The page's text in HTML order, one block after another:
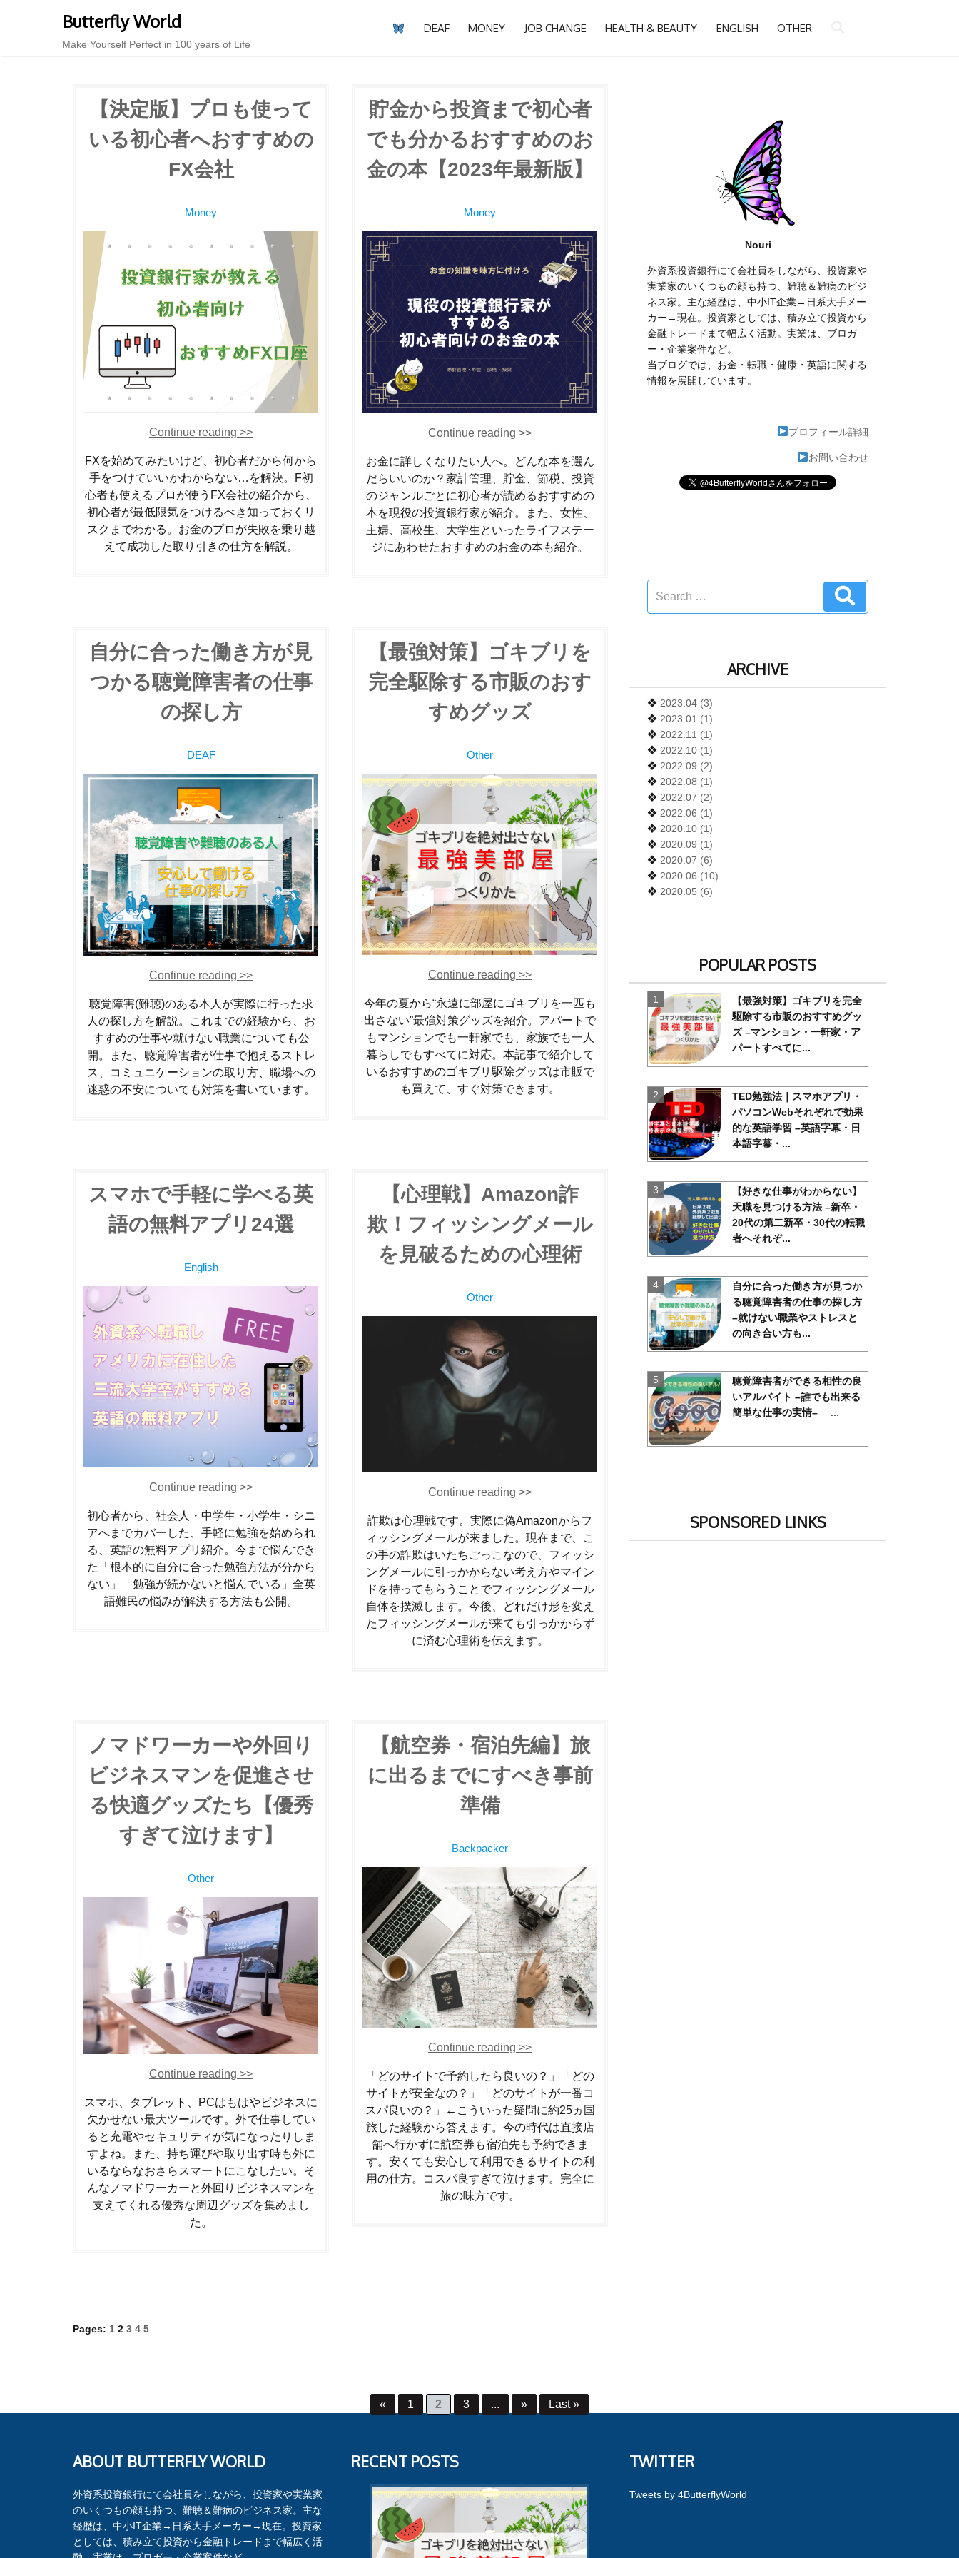
Butterfly World
Make Yourself Perfect in 100 years of Life
DEAF MONEY JOB CHANGE HEALTH & BEAUTY ENGLISH OTHER
【決定版】プロも使って
いる初心者へおすすめの
FX会社
Money
Continue reading >>
FXを始めてみたいけど、初心者だから何から
手をつけていいかわからない…を解決。F初
心者も使えるプロが使うFX会社の紹介から、
初心者が最低限気をつけるべき知っておくリ
スクまでわかる。お金のプロが失敗を乗り越
えて成功した取り引きの仕方を解説。
貯金から投資まで初心者
でも分かるおすすめのお
金の本【2023年最新版】
Money
Continue reading >>
お金に詳しくなりたい人へ。どんな本を選ん
だらいいのか？家計管理、貯金、節税、投資
のジャンルごとに初心者が読めるおすすめの
本を現役の投資銀行家が紹介。また、女性、
主婦、高校生、大学生といったライフステー
ジにあわせたおすすめのお金の本も紹介。
自分に合った働き方が見
つかる聴覚障害者の仕事
の探し方
DEAF
Continue reading >>
聴覚障害(難聴)のある本人が実際に行った求
人の探し方を解説。これまでの経験から、お
すすめの仕事や就けない職業についても公
開。また、聴覚障害者が仕事で抱えるストレ
ス、コミュニケーションの取り方、職場への
迷惑の不安についても対策を書いています。
【最強対策】ゴキブリを
完全駆除する市販のおす
すめグッズ
Other
Continue reading >>
今年の夏から“永遠に部屋にゴキブリを一匹も
出さない”最強対策グッズを紹介。アパートで
もマンションでも一軒家でも、家族でも一人
暮らしでもすべてに対応。本記事で紹介して
いるおすすめのゴキブリ駆除グッズは市販で
も買えて、すぐ対策できます。
スマホで手軽に学べる英
語の無料アプリ24選
English
Continue reading >>
初心者から、社会人・中学生・小学生・シニ
アへまでカバーした、手軽に勉強を始められ
る、英語の無料アプリ紹介。今まで悩んでき
た「根本的に自分に合った勉強方法が分から
ない」「勉強が続かないと悩んでいる」全英
語難民の悩みが解決する方法も公開。
【心理戦】Amazon詐
欺！フィッシングメール
を見破るための心理術
Other
Continue reading >>
詐欺は心理戦です。実際に偽Amazonからフ
ィッシングメールが来ました。現在まで、こ
の手の詐欺はいたちごっこなので、フィッシ
ングメールに引っかからない考え方やマイン
ドを持ってもらうことでフィッシングメール
自体を撲滅します。今後、どれだけ形を変え
たフィッシングメールが来ても引っかからず
に済む心理術を伝えます。
ノマドワーカーや外回り
ビジネスマンを促進させ
る快適グッズたち【優秀
すぎて泣けます】
Other
Continue reading >>
スマホ、タブレット、PCはもはやビジネスに
欠かせない最大ツールです。外で仕事してい
ると充電やセキュリティが気になったりしま
すよね。また、持ち運びや取り出す時も外に
いるならなおさらスマートにこなしたい。そ
んなノマドワーカーと外回りビジネスマンを
支えてくれる優秀な周辺グッズを集めまし
た。
【航空券・宿泊先編】旅
に出るまでにすべき事前
準備
Backpacker
Continue reading >>
「どのサイトで予約したら良いの？」「どの
サイトが安全なの？」「どのサイトが一番コ
スパ良いの？」←こういった疑問に約25ヵ国
旅した経験から答えます。今の時代は直接店
舗へ行かずに航空券も宿泊先も予約できま
す。安くても安心して利用できるサイトの利
用の仕方。コスパ良すぎて泣けます。完全に
旅の味方です。
Pages: 1 2 3 4 5
Nouri
外資系投資銀行にて会社員をしながら、投資家や
実業家のいくつもの顔も持つ、難聴＆難病のビジ
ネス家。主な経歴は、中小IT企業→日系大手メー
カー→現在。投資家としては、積み立て投資から
金融トレードまで幅広く活動。実業は、ブロガ
ー・企業案件など。
当ブログでは、お金・転職・健康・英語に関する
情報を展開しています。
プロフィール詳細
お問い合わせ
for:
ARCHIVE
❖ 2023.04 (3)
❖ 2023.01 (1)
❖ 2022.11 (1)
❖ 2022.10 (1)
❖ 2022.09 (2)
❖ 2022.08 (1)
❖ 2022.07 (2)
❖ 2022.06 (1)
❖ 2020.10 (1)
❖ 2020.09 (1)
❖ 2020.07 (6)
❖ 2020.06 (10)
❖ 2020.05 (6)
POPULAR POSTS
【最強対策】ゴキブリを完全
駆除する市販のおすすめグッ
ズ –マンション・一軒家・ア
パートすべてに...
TED勉強法｜スマホアプリ・
パソコンWebそれぞれで効果
的な英語学習 –英語字幕・日
本語字幕・...
【好きな仕事がわからない】
天職を見つける方法 –新卒・
20代の第二新卒・30代の転職
者へそれぞ...
自分に合った働き方が見つか
る聴覚障害者の仕事の探し方
–就けない職業やストレスと
の向き合い方も...
聴覚障害者ができる相性の良
いアルバイト –誰でも出来る
簡単な仕事の実情– ...
SPONSORED LINKS
« 1 2 3 ... » Last »
ABOUT BUTTERFLY WORLD
外資系投資銀行にて会社員をしながら、投資家や実業家
のいくつもの顔も持つ、難聴＆難病のビジネス家。主な
経歴は、中小IT企業→日系大手メーカー→現在。投資家
としては、積み立て投資から金融トレードまで幅広く活
RECENT POSTS TWITTER
Tweets by 4ButterflyWorld